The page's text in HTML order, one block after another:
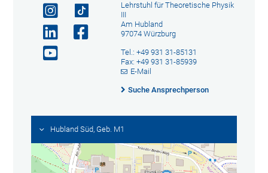
Lehrstuhl für Theoretische Physik
III
Am Hubland
97074 Würzburg
Tel.: +49 931 31-85131
Fax: +49 931 31-85939
E-Mail
Suche Ansprechperson
Hubland Süd, Geb. M1